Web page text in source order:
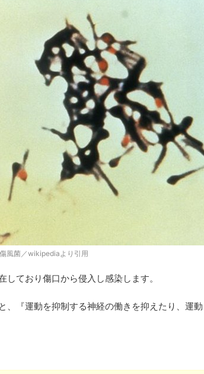
風菌／wikipediaより引用
ており傷口から侵入し感染します。
、『運動を抑制する神経の働きを抑えたり、運動